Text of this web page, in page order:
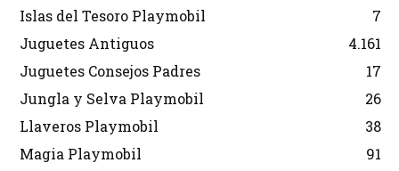
Islas del Tesoro Playmobil
7
Juguetes Antiguos
4.161
Juguetes Consejos Padres
17
Jungla y Selva Playmobil
26
Llaveros Playmobil
38
Magia Playmobil
91